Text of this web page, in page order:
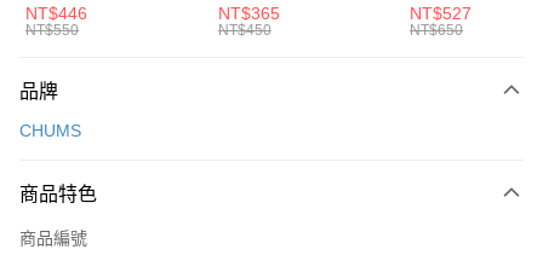
元大商業銀行
台灣樂天信用卡公司
AFTEE先享後付
【關於「AFTEE先享後付」】
便利好安心！
３．安心：先確認商品／服務後，再付款。
【「AFTEE先享後付」結帳流程】
運送方式
每筆NT$100，滿NT$1,500(含以上)免運費
宅配
中統襪 FZ3393100
NT$446
NT$550
EMBRDY 男女 短統襪
FZ3073133
NT$365
NT$450
BA5871010
NT$527
NT$650
品牌
CHUMS
商品特色
商品編號